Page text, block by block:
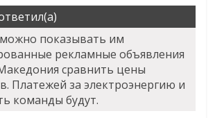
показывать им
рекламные объявления
сравнить цены
Платежей за электроэнергию и
команды будут.